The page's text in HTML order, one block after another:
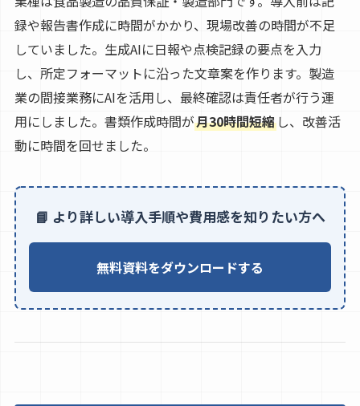
録や報告書作成に時間がかかり、現場改善の時間が不足
していました。生成AIに日報や点検記録の要点を入力
し、所定フォーマットに沿った文章案を作ります。製造
業の間接業務にAIを活用し、最終確認は責任者が行う運
用にしました。書類作成時間が月30時間短縮し、改善活
動に時間を回せました。
📘 より詳しい導入手順や費用感を知りたい方へ
無料資料をダウンロードする